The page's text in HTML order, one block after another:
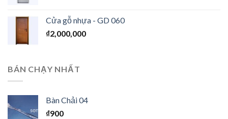
Cửa gỗ nhựa - GD 060
₫2,000,000
BÁN CHẠY NHẤT
Bàn Chải 04
₫900